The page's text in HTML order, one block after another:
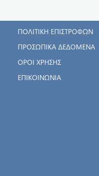
ΠΟΛΙΤΙΚΉ ΕΠΙΣΤΡΟΦΏΝ
ΠΡΟΣΩΠΙΚΆ ΔΕΔΟΜΈΝΑ
ΌΡΟΙ ΧΡΉΣΗΣ
ΕΠΙΚΟΙΝΩΝΊΑ